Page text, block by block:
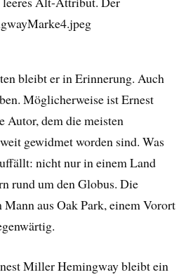
bleibt er in Erinnerung. Auch
Möglicherweise ist Ernest
Autor, dem die meisten
gewidmet worden sind. Was
nicht nur in einem Land
rund um den Globus. Die
aus Oak Park, einem Vorort
Miller Hemingway bleibt ein